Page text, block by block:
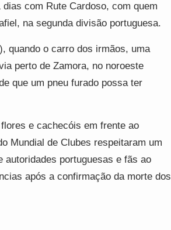
com Rute Cardoso, com quem
na segunda divisão portuguesa.
quando o carro dos irmãos, uma
perto de Zamora, no noroeste
que um pneu furado possa ter
e cachecóis em frente ao
Mundial de Clubes respeitaram um
autoridades portuguesas e fãs ao
após a confirmação da morte dos